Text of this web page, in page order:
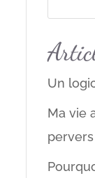
Un
Ma vie